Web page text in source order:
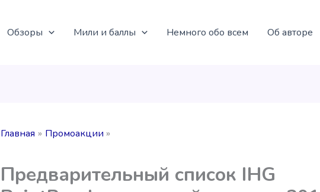
Обзоры Мили и баллы Немного обо всем Об авторе
Главная Промоакции
Предварительный список IHG